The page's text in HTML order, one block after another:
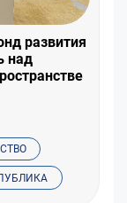
развития
над